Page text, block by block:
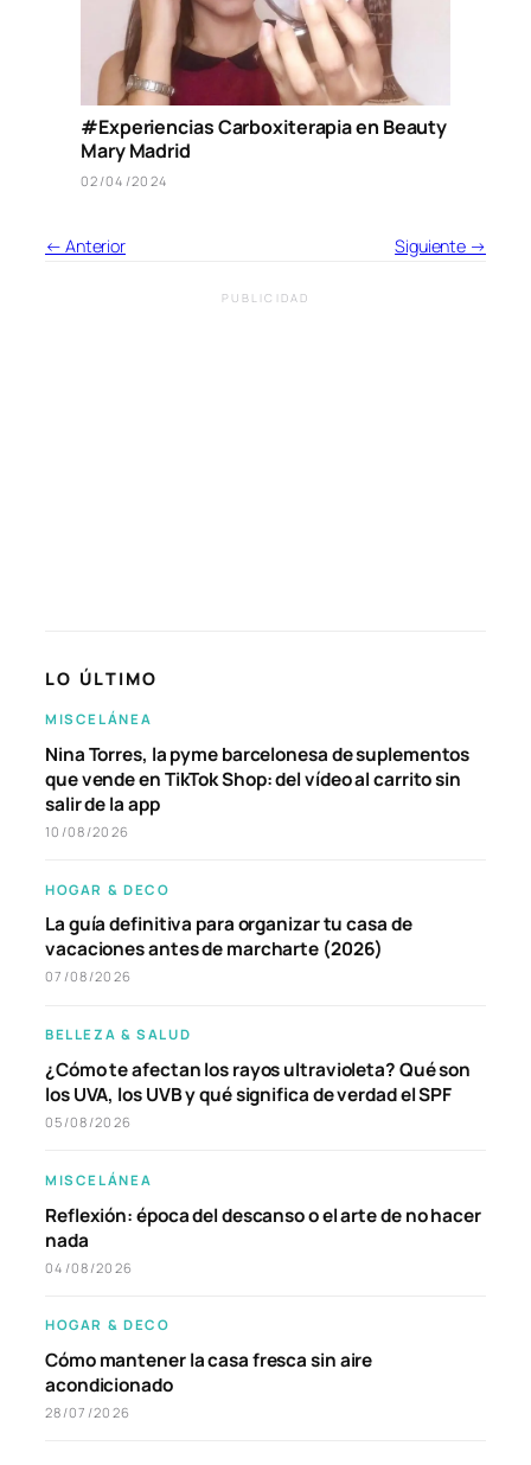
#Experiencias Carboxiterapia en Beauty
Mary Madrid
02/04/2024
← Anterior Siguiente →
PUBLICIDAD
LO ÚLTIMO
MISCELÁNEA
Nina Torres, la pyme barcelonesa de suplementos
que vende en TikTok Shop: del vídeo al carrito sin
salir de la app
10/08/2026
HOGAR & DECO
La guía definitiva para organizar tu casa de
vacaciones antes de marcharte (2026)
07/08/2026
BELLEZA & SALUD
¿Cómo te afectan los rayos ultravioleta? Qué son
los UVA, los UVB y qué significa de verdad el SPF
05/08/2026
MISCELÁNEA
Reflexión: época del descanso o el arte de no hacer
nada
04/08/2026
HOGAR & DECO
Cómo mantener la casa fresca sin aire
acondicionado
28/07/2026